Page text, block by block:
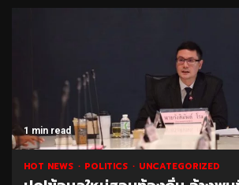
1 min read
HOT NEWS POLITICS UNCATEGORIZED